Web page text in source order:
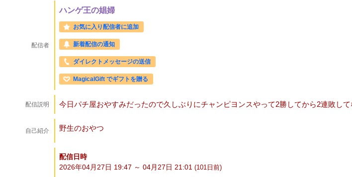
配信者
ハンゲ王の娼婦
お気に入り配信者に追加
新着配信の通知
ダイレクトメッセージの送信
MagicalGift でギフトを贈る
配信説明 今日パチ屋おやすみだったので久しぶりにチャンピヨンスやって2勝してから2連敗し
自己紹介 野生のおやつ
配信日時
2026年04月27日 19:47 ～ 04月27日 21:01 (101 日 前)